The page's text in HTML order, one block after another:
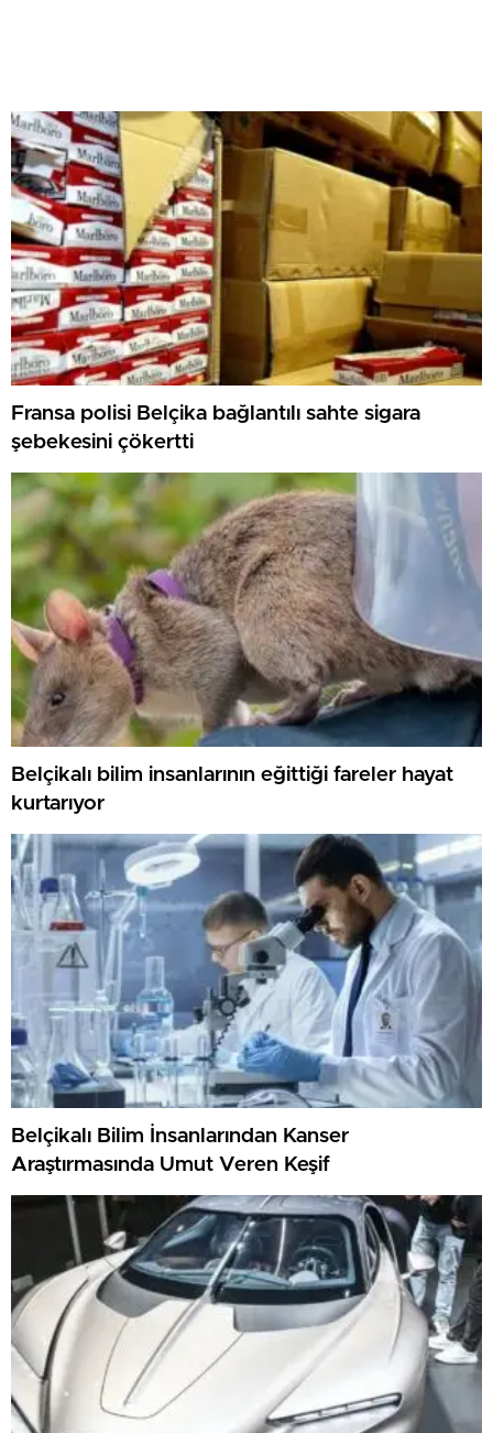
Fransa polisi Belçika bağlantılı sahte sigara
şebekesini çökertti
Belçikalı bilim insanlarının eğittiği fareler hayat
kurtarıyor
Belçikalı Bilim İnsanlarından Kanser
Araştırmasında Umut Veren Keşif